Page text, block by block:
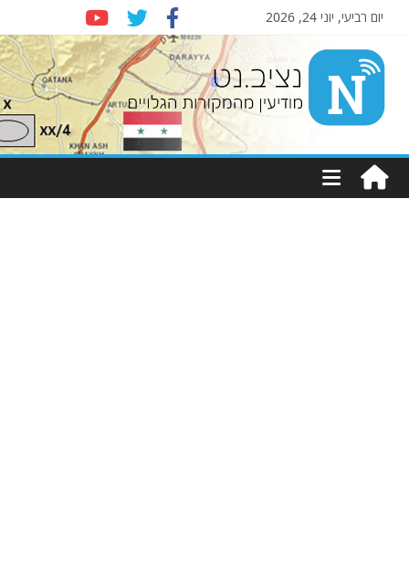
יום רביעי, יוני 24, 2026
Nziv.net
מודיעין
מהמקורות